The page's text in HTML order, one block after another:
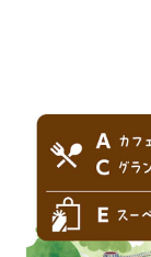
待ち時間案内
場内マップ